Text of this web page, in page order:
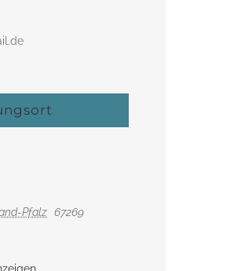
Pfalz 67269